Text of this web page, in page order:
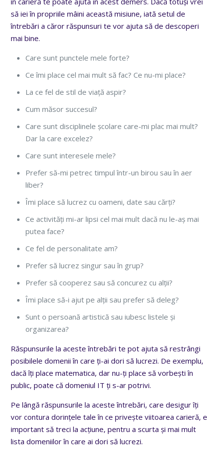
să iei în propriile mâini această misiune, iată setul de
întrebări a căror răspunsuri te vor ajuta să de descoperi
mai bine.
Care sunt punctele mele forte?
Ce îmi place cel mai mult să fac? Ce nu-mi place?
La ce fel de stil de viață aspir?
Cum măsor succesul?
Care sunt disciplinele școlare care-mi plac mai mult?
Dar la care excelez?
Care sunt interesele mele?
Prefer să-mi petrec timpul într-un birou sau în aer
liber?
Îmi place să lucrez cu oameni, date sau cărți?
Ce activități mi-ar lipsi cel mai mult dacă nu le-aș mai
putea face?
Ce fel de personalitate am?
Prefer să lucrez singur sau în grup?
Prefer să cooperez sau să concurez cu alții?
Îmi place să-i ajut pe alții sau prefer să deleg?
Sunt o persoană artistică sau iubesc listele și
organizarea?
Răspunsurile la aceste întrebări te pot ajuta să restrângi
posibilele domenii în care ți-ai dori să lucrezi. De exemplu,
dacă îți place matematica, dar nu-ți place să vorbești în
public, poate că domeniul IT ți s-ar potrivi.
Pe lângă răspunsurile la aceste întrebări, care desigur îți
vor contura dorințele tale în ce privește viitoarea carieră, e
important să treci la acțiune, pentru a scurta și mai mult
lista domeniilor în care ai dori să lucrezi.